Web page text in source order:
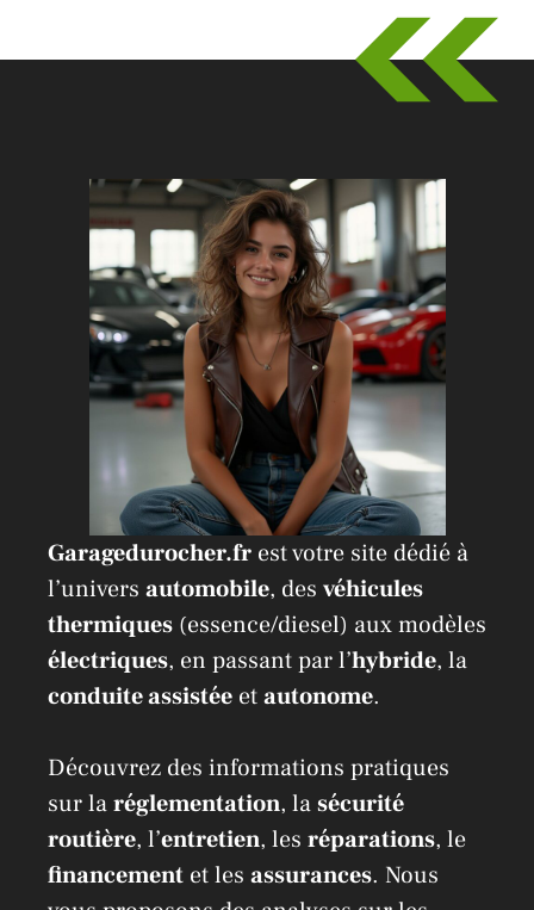
Garagedurocher.fr est votre site dédié à
l’univers automobile, des véhicules
thermiques (essence/diesel) aux modèles
électriques, en passant par l’hybride, la
conduite assistée etautonome.
Découvrez des informations pratiques
sur laréglementation, lasécurité
routière, l’entretien, les réparations, le
financement et les assurances. Nous